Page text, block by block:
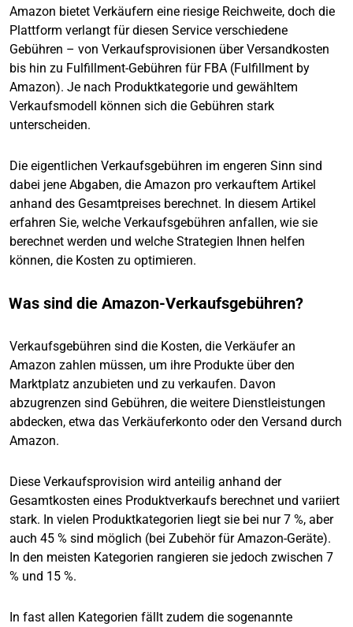
Amazon bietet Verkäufern eine riesige Reichweite, doch die
Plattform verlangt für diesen Service verschiedene
Gebühren – von Verkaufsprovisionen über Versandkosten
bis hin zu Fulfillment-Gebühren für FBA (Fulfillment by
Amazon). Je nach Produktkategorie und gewähltem
Verkaufsmodell können sich die Gebühren stark
unterscheiden.
Die eigentlichen Verkaufsgebühren im engeren Sinn sind
dabei jene Abgaben, die Amazon pro verkauftem Artikel
anhand des Gesamtpreises berechnet. In diesem Artikel
erfahren Sie, welche Verkaufsgebühren anfallen, wie sie
berechnet werden und welche Strategien Ihnen helfen
können, die Kosten zu optimieren.
Was sind die Amazon-Verkaufsgebühren?
Verkaufsgebühren sind die Kosten, die Verkäufer an
Amazon zahlen müssen, um ihre Produkte über den
Marktplatz anzubieten und zu verkaufen. Davon
abzugrenzen sind Gebühren, die weitere Dienstleistungen
abdecken, etwa das Verkäuferkonto oder den Versand durch
Amazon.
Diese Verkaufsprovision wird anteilig anhand der
Gesamtkosten eines Produktverkaufs berechnet und variiert
stark. In vielen Produktkategorien liegt sie bei nur 7 %, aber
auch 45 % sind möglich (bei Zubehör für Amazon-Geräte).
In den meisten Kategorien rangieren sie jedoch zwischen 7
% und 15 %.
In fast allen Kategorien fällt zudem die sogenannte